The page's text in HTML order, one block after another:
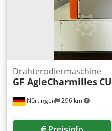
Nürtingen 296 km
Drahterodiermaschine
GF AgieCharmilles